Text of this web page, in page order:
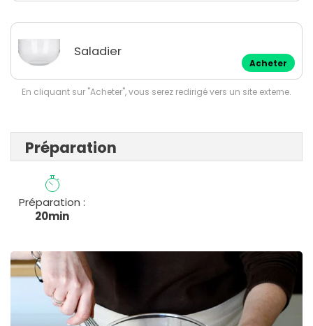
Saladier
Acheter
En cliquant sur "Acheter", vous serez redirigé vers un site externe.
Préparation
Préparation :
20min